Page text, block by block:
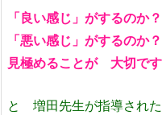
「良い感じ」がするのか？
「悪い感じ」がするのか？
見極めることが 大切です
と 増田先生が指導された